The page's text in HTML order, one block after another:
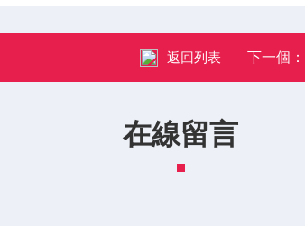
返回列表 下一個：
在線留言